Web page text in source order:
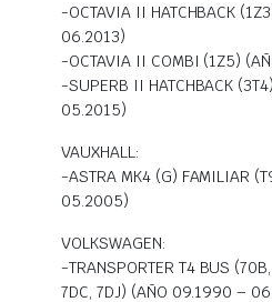
-OCTAVIA II HATCHBACK
06.2013)
-OCTAVIA II COMBI (1Z5)
-SUPERB II HATCHBACK
05.2015)
VAUXHALL:
-ASTRA MK4 (G) FAMILIAR
05.2005)
VOLKSWAGEN:
-TRANSPORTER T4 BUS
7DC, 7DJ) (AÑO 09.1990 –